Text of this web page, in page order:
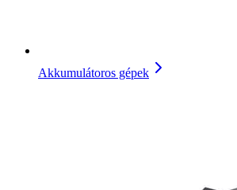
Akkumulátoros gépek